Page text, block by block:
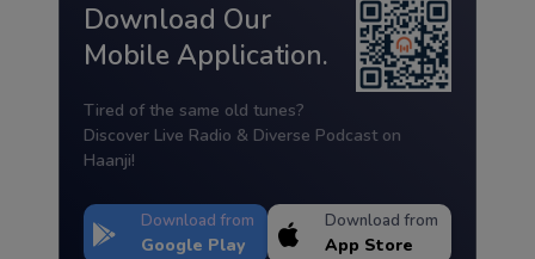
Download Our
Mobile Application.
Tired of the same old tunes?
Discover Live Radio & Diverse Podcast on
Haanji!
Download from
Google Play
Download from
App Store